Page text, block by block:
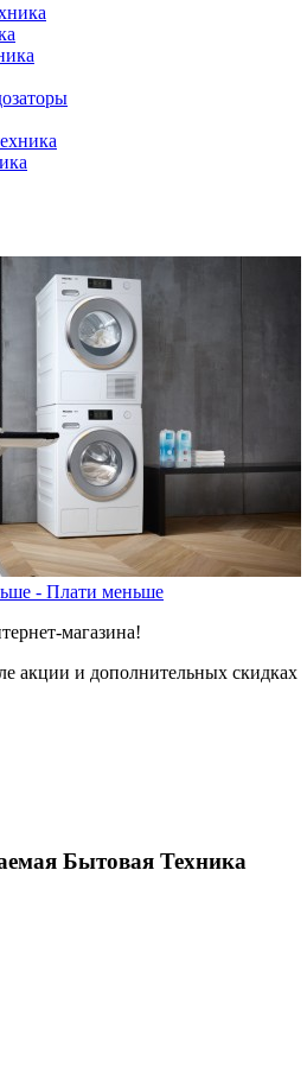
- Плати меньше
магазина!
акции и дополнительных скидках
Бытовая Техника